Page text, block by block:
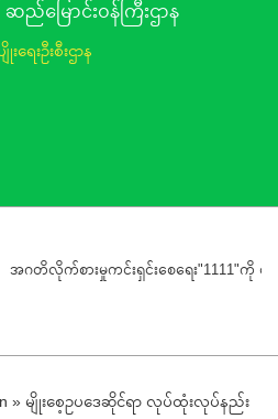
ဆည်မြောင်း၀န်ကြီးဌာန
ရေးဦးစီးဌာန
အဂတိလိုက်စားမှုကင်းရှင်းစေရေး"1111"ကို ဖြေက
» မျိုးစေ့ဥပဒေဆိုင်ရာ လုပ်ထုံးလုပ်နည်း